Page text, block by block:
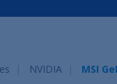
NVIDIA MSI